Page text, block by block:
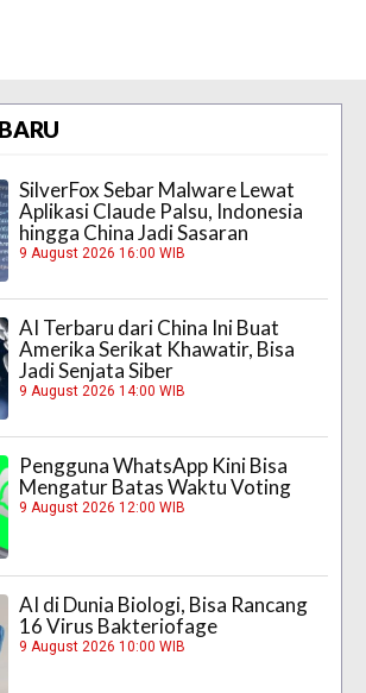
SilverFox Sebar Malware Lewat
Aplikasi Claude Palsu, Indonesia
hingga China Jadi Sasaran
9 August 2026 16:00 WIB
AI Terbaru dari China Ini Buat
Amerika Serikat Khawatir, Bisa
Jadi Senjata Siber
9 August 2026 14:00 WIB
Pengguna WhatsApp Kini Bisa
Mengatur Batas Waktu Voting
9 August 2026 12:00 WIB
AI di Dunia Biologi, Bisa Rancang
16 Virus Bakteriofage
9 August 2026 10:00 WIB